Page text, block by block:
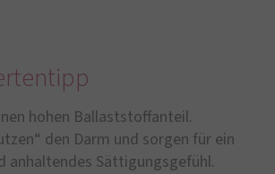
hohen Ballaststoffanteil.
den Darm und sorgen für ein
anhaltendes Sättigungsgefühl.